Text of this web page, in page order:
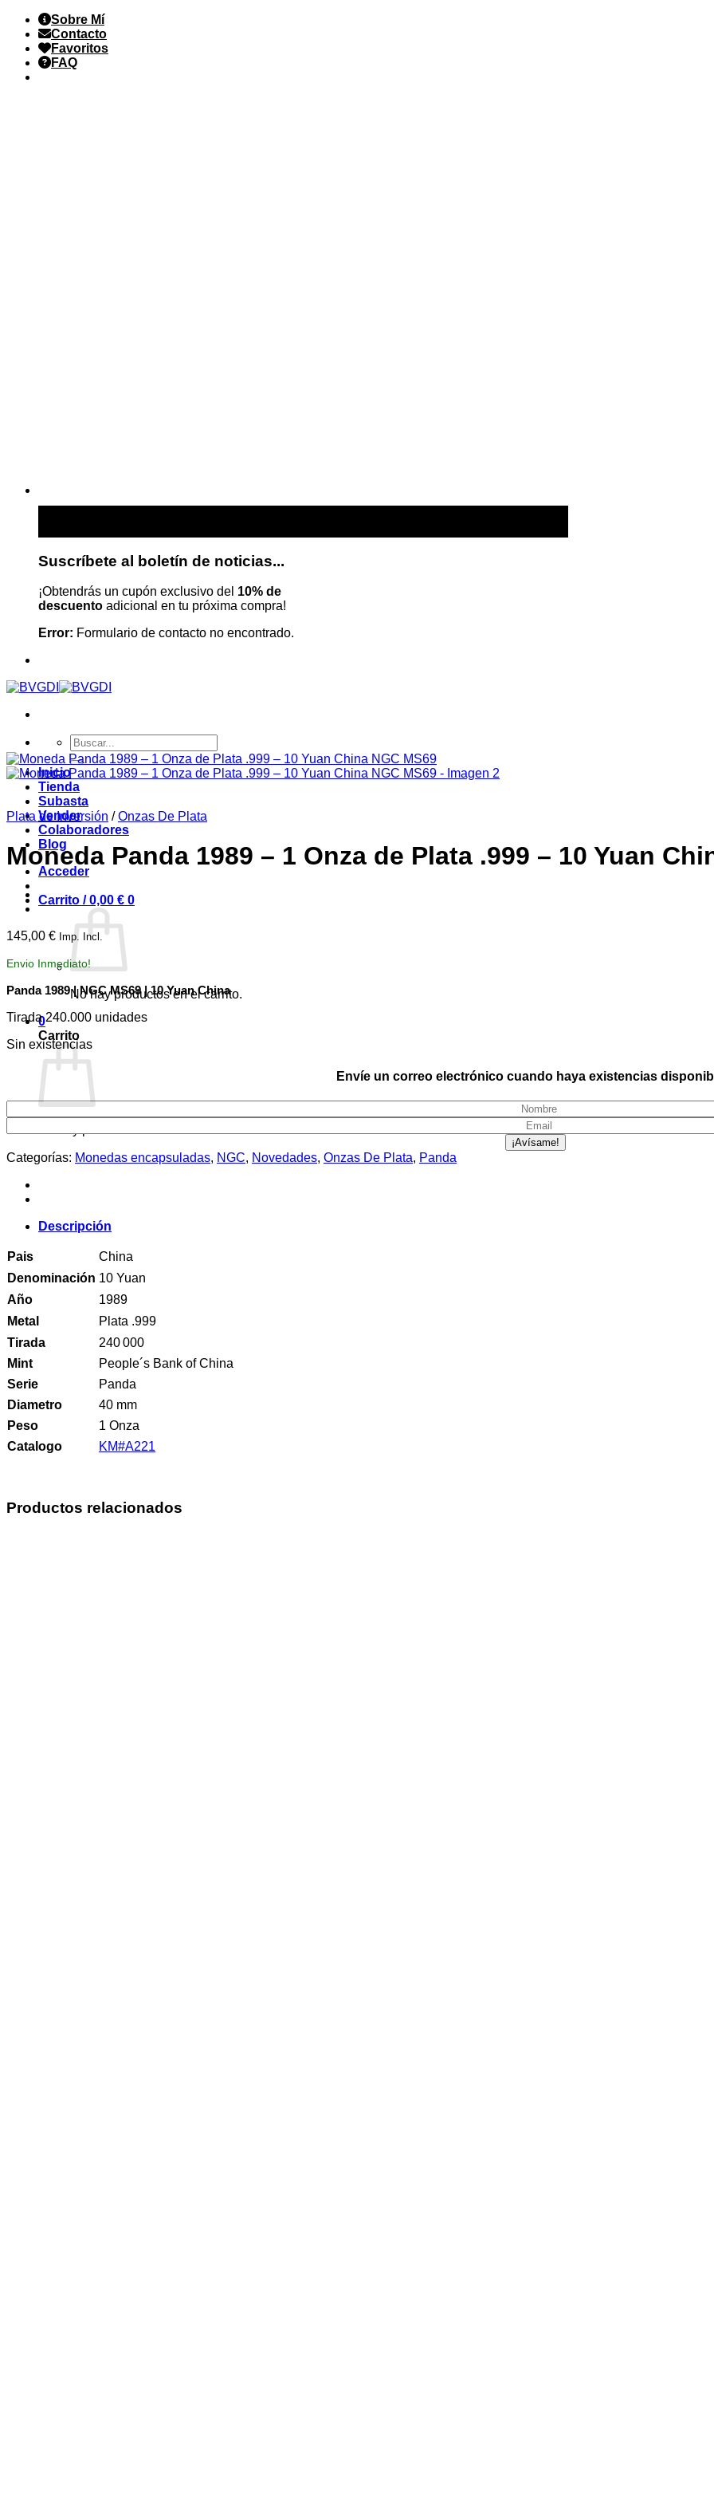
Saltar
contenido
Sobre Mí
Contacto
Favoritos
FAQ
Suscríbete al boletín de noticias...
¡Obtendrás un cupón exclusivo del 10% de
descuento adicional en tu próxima compra!
Error: Formulario de contacto no encontrado.
Buscar
por:
Inicio
Tienda
Subasta
Vender
Colaboradores
Blog
Acceder
Carrito /0,00 € 0
No hay productos en el carrito.
0
Carrito
No hay productos en el carrito.
Plata de Inversión / Onzas De Plata
Moneda Panda 1989 – 1 Onza de Plata .999 – 10 Yuan
145,00 € Imp. Incl.
Envio Inmediato!
Panda 1989 | NGC MS69 | 10 Yuan China
Tirada 240.000 unidades
Sin existencias
Envíe un correo electrónico cuando haya existencias
¡Avísame!
Categorías: Monedas encapsuladas, NGC, Novedades, Onzas De Plata, Panda
Descripción
Pais
China
Denominación 10 Yuan
Año
1989
Metal
Plata .999
Tirada
240 000
Mint
People´s Bank of China
Serie
Panda
Diametro
40 mm
Peso
1 Onza
Catalogo
KM#A221
Productos relacionados